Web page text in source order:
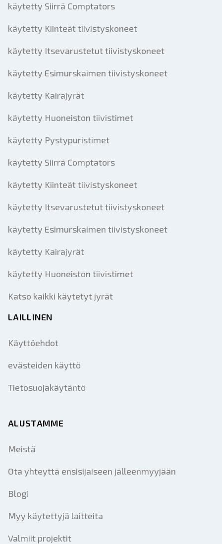
käytetty Siirrä Comptators
käytetty Kiinteät tiivistyskoneet
käytetty Itsevarustetut tiivistyskoneet
käytetty Esimurskaimen tiivistyskoneet
käytetty Kairajyrät
käytetty Huoneiston tiivistimet
käytetty Pystypuristimet
käytetty Siirrä Comptators
käytetty Kiinteät tiivistyskoneet
käytetty Itsevarustetut tiivistyskoneet
käytetty Esimurskaimen tiivistyskoneet
käytetty Kairajyrät
käytetty Huoneiston tiivistimet
Katso kaikki käytetyt jyrät
LAILLINEN
Käyttöehdot
evästeiden käyttö
Tietosuojakäytäntö
ALUSTAMME
Meistä
Ota yhteyttä ensisijaiseen jälleenmyyjään
Blogi
Myy käytettyjä laitteita
Valmiit projektit